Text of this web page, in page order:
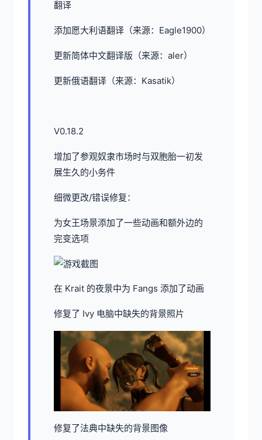
翻译
添加愿大利语翻译（来源：Eagle1900）
更新简体中文翻译版（来源：aler）
更新俄语翻译（来源：Kasatik）
V0.18.2
增加了参观奴隶市场时与双胞胎一初发
展生久的小务件
细微更改/错误修复：
为女王场景添加了一些动画和额外边的
完变选项
在 Krait 的夜景中为 Fangs 添加了动画
修复了 Ivy 电脑中缺失的背景照片
修复了法典中缺失的背景图像